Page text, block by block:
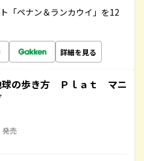
「ペナン＆ランカウイ」を12
詳細を見る
の歩き方 Ｐｌａｔ マニ
発売